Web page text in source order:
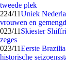
tweede plek
224/11Uniek
vrouwen en
023/11 Skiester
zeges
023/11Eerste
historische